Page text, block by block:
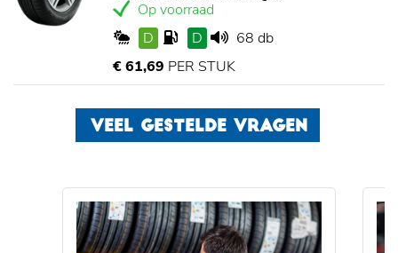
Op voorraad
D
D
68 db
€ 61,69 PER STUK
VEEL GESTELDE VRAGEN